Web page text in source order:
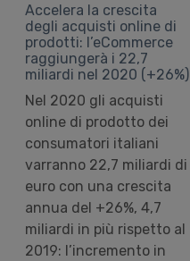
Accelera la crescita
degli acquisti online di
prodotti: l’eCommerce
raggiungerà i 22,7
miliardi nel 2020 (+26%)
Nel 2020 gli acquisti
online di prodotto dei
consumatori italiani
varranno 22,7 miliardi di
euro con una crescita
annua del +26%, 4,7
miliardi in più rispetto al
2019: l’incremento in